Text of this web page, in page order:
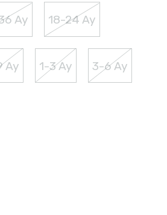
Ay 18-24 Ay
Ay 1-3 Ay 3-6 Ay